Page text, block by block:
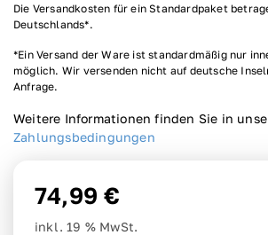
Die Versandkosten für ein Standardpaket
Deutschlands*.
*Ein Versand der Ware ist standardmäßig nur
möglich. Wir versenden nicht auf deutsche
Anfrage.
Weitere Informationen finden Sie in
Zahlungsbedingungen
74,99 €
inkl. 19 % MwSt.